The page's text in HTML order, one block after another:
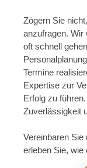
Zögern Sie
anzufragen. Wir
oft schnell
Termine
Expertise zur
Erfolg zu
Zuverlässigkeit
Vereinbaren
erleben Sie, wie